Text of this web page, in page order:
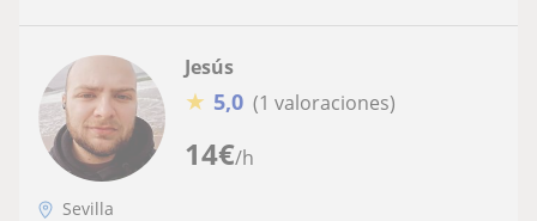
14€/h
Jesús
★ 5,0 (1 valoraciones)
Sevilla